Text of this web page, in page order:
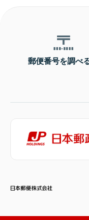
郵便番号を調べ